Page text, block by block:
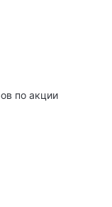
по акции